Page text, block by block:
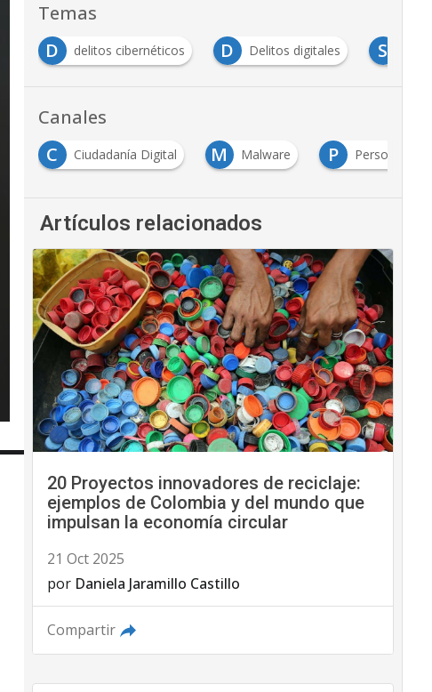
Temas
D delitos cibernéticos D Delitos digitales S
Canales
C Ciudadanía Digital M Malware P Personas
Artículos relacionados
20 Proyectos innovadores de reciclaje:
ejemplos de Colombia y del mundo que
impulsan la economía circular
21 Oct 2025
por Daniela Jaramillo Castillo
Compartir